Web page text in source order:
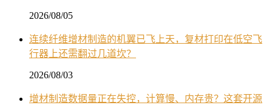
2026/08/05
连续纤维增材制造的机翼已飞上天，复材打印在低空飞
行器上还需翻过几道坎？
2026/08/03
增材制造数据量正在失控，计算慢、内存贵？这套开源